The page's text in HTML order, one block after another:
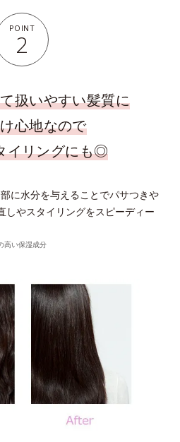
POINT
2
扱いやすい髪質に
心地なので
イリングにも◎
に水分を与えることでパサつきや
しやスタイリングをスピーディー
高い保湿成分